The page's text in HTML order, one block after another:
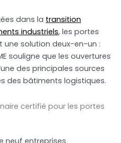
dans la transition
industriels, les portes
solution deux-en-un :
souligne que les ouvertures
des principales sources
des bâtiments logistiques.
certifié pour les portes
neuf entreprises